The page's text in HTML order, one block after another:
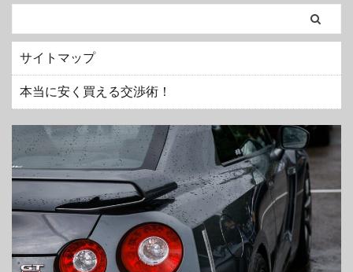
サイトマップ
本当に安く買える交渉術！